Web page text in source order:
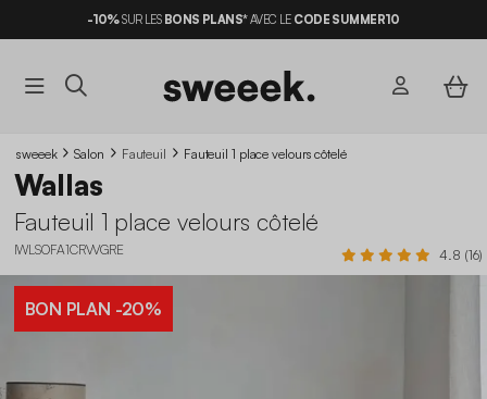
-10%SUR LES BONS PLANS*AVEC LE CODE SUMMER10
sweeek Salon Fauteuil Fauteuil 1 place velours côtelé
Wallas
Fauteuil 1 place velours côtelé
IWLSOFA1CRVVGRE 4.8 (16)
BON PLAN -20%